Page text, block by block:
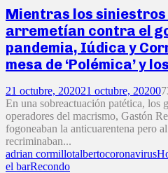
Mientras los siniestros
arremetían contra el
pandemia, Iúdica y
mesa de ‘Polémica’ y
21 octubre, 202021 octubre, 20200
En una sobreactuación patética, los
operadores del macrismo, Gastón
fogoneaban la anticuarentena pero
recriminaban...
adrian cormillotalbertocoronavirus
el barRecondo